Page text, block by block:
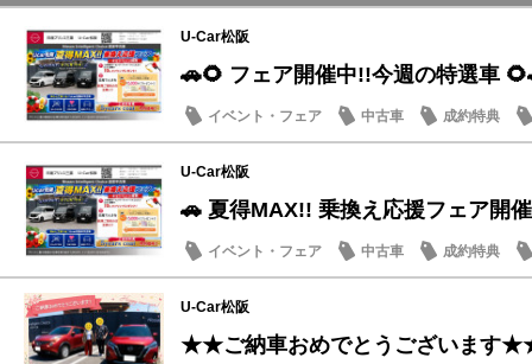
U-Car松阪
🚗🌻 フェア開催中!!今週の特選車
イベント・フェア 中古車 成約特典
U-Car松阪
🚗 夏得MAX!! 乗換え応援フェア開
イベント・フェア 中古車 成約特典
U-Car松阪
★★ご納車おめでとうございます